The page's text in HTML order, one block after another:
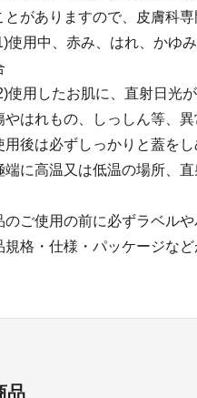
とがありますので、皮膚科
用中、赤み、はれ、かゆ
用したお肌に、直射日光
やはれもの、しっしん等、
用後は必ずしっかりと蓋を
端に高温又は低温の場所、
のご使用の前に必ずラベル
規格・仕様・パッケージな
品